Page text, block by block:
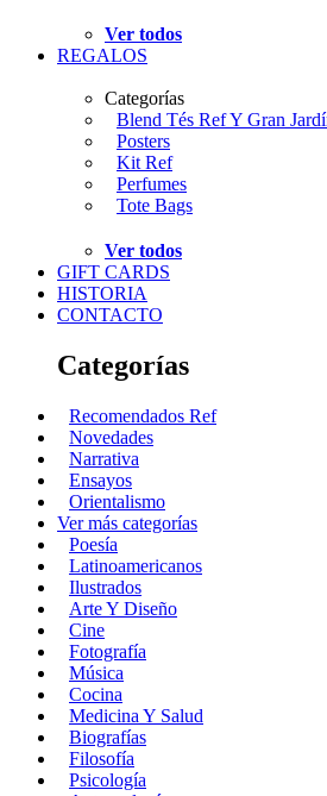
Ver todos
REGALOS
Categorías
Blend Tés Ref Y Gran
Posters
Kit Ref
Perfumes
Tote Bags
Ver todos
GIFT CARDS
HISTORIA
CONTACTO
Categorías
Recomendados Ref
Novedades
Narrativa
Ensayos
Orientalismo
Ver más categorías
Poesía
Latinoamericanos
Ilustrados
Arte Y Diseño
Cine
Fotografía
Música
Cocina
Medicina Y Salud
Biografías
Filosofía
Psicología